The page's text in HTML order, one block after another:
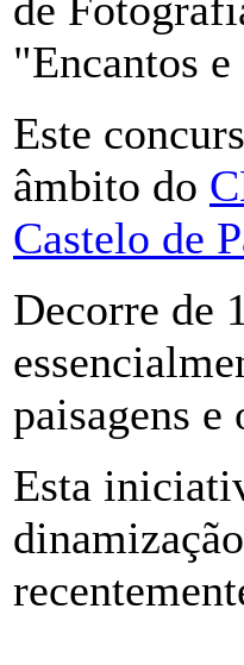
"Encantos
Este
âmbito do
Castelo de
Decorre de
paisagens e
Esta